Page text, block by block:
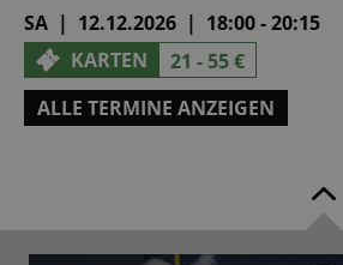
SA | 12.12.2026 | 18:00 - 20:15
KARTEN
21 - 55 €
ALLE TERMINE ANZEIGEN